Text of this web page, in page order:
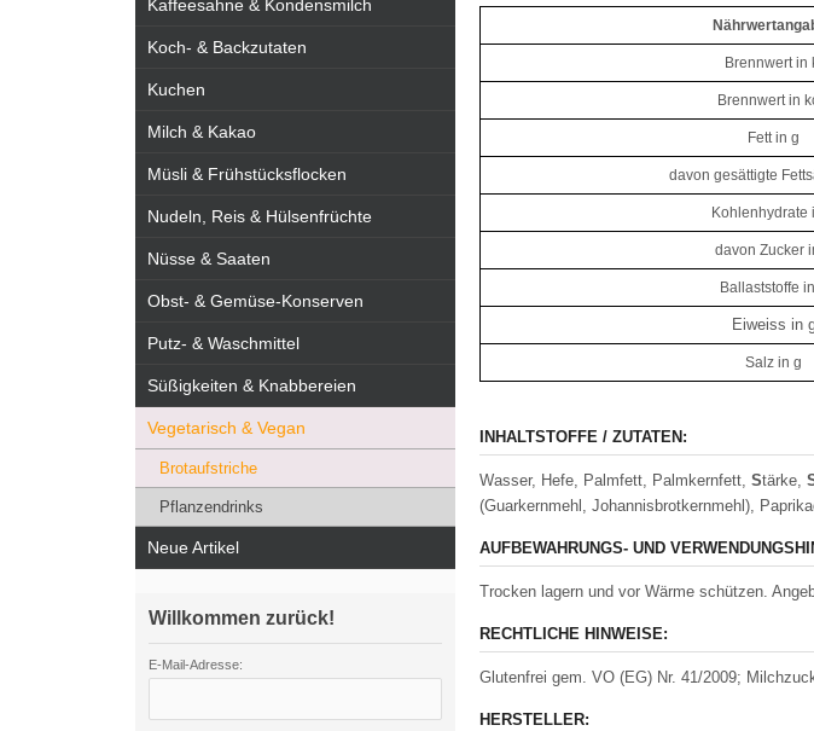
Brennwert in
Brennwert in
Fett in g
davon gesättigte
Kohlenhydrate
davon Zucker
Ballaststoffe
Eiweiss in
Salz in g
INHALTSTOFFE / ZUTATEN:
Wasser, Hefe, Palmfett, Palmkernfett, Stärke,
(Guarkernmehl, Johannisbrotkernmehl),
AUFBEWAHRUNGS- UND
Trocken lagern und vor Wärme schützen.
RECHTLICHE HINWEISE:
Glutenfrei gem. VO (EG) Nr. 41/2009;
HERSTELLER:
Kaffeesahne & Kondensmilch
Koch- & Backzutaten
Kuchen
Milch & Kakao
Müsli & Frühstücksflocken
Nudeln, Reis & Hülsenfrüchte
Nüsse & Saaten
Obst- & Gemüse-Konserven
Putz- & Waschmittel
Süßigkeiten & Knabbereien
Vegetarisch & Vegan
Brotaufstriche
Pflanzendrinks
Neue Artikel
Willkommen zurück!
E-Mail-Adresse: